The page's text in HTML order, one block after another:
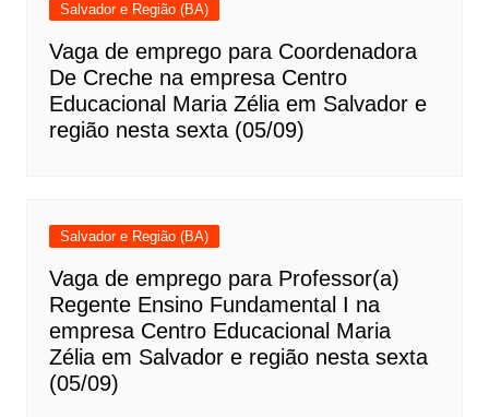
Salvador e Região (BA)
Vaga de emprego para Coordenadora
De Creche na empresa Centro
Educacional Maria Zélia em Salvador e
região nesta sexta (05/09)
Salvador e Região (BA)
Vaga de emprego para Professor(a)
Regente Ensino Fundamental I na
empresa Centro Educacional Maria
Zélia em Salvador e região nesta sexta
(05/09)